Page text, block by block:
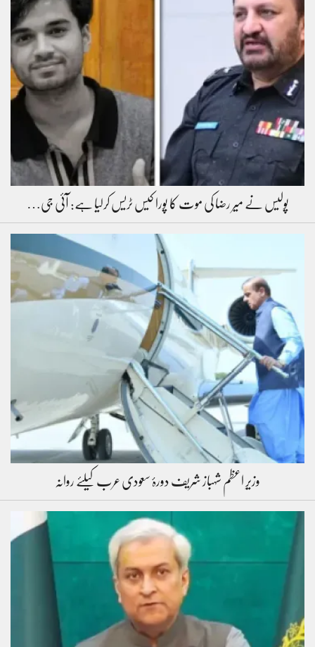
پولیس نے میر رضا کی موت کا پورا کیس ٹریس کرلیا ہے: آئی جی…
وزیرِ اعظم شہباز شریف دورۂ سعودی عرب کیلئے روانہ